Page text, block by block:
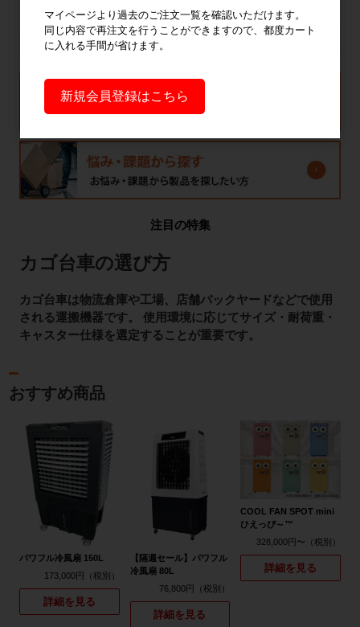
注目の特集
カゴ台車の選び方
カゴ台車は物流倉庫や工場、店舗バックヤードなどで使用
される運搬機器です。 使用環境に応じてサイズ・耐荷重・
キャスター仕様を選定することが重要です。
おすすめ商品
パワフル冷風扇 150L
173,000円
詳細を見る
【隔週セール】パワフル
冷風扇 80L
76,800円
詳細を見る
COOL FAN SPOT mini
ひえっぴ～™
328,000円〜
詳細を見る
マイページより過去のご注文一覧を確認いただけます。
同じ内容で再注文を行うことができますので、都度カート
に入れる手間が省けます。
新規会員登録はこちら